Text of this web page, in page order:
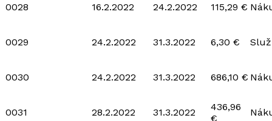
0028 16.2.2022 24.2.2022 115,29 €
0029 24.2.2022 31.3.2022 6,30 €
0030 24.2.2022 31.3.2022 686,10 €
0031 28.2.2022 31.3.2022
436,96
€